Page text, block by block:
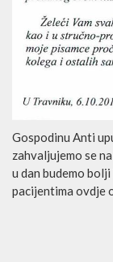
Gospodinu Anti
zahvaljujemo se
u dan budemo
pacijentima ovdje